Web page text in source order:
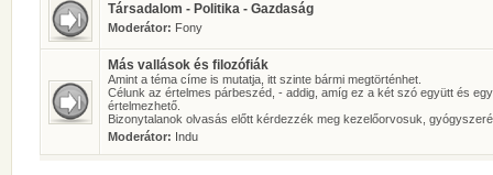
Társadalom - Politika - Gazdaság
Moderátor: Fony
Más vallások és filozófiák
Amint a téma címe is mutatja, itt szinte bármi megtörténhet.
Célunk az értelmes párbeszéd, - addig, amíg ez a két szó együtt és
értelmezhető.
Bizonytalanok olvasás előtt kérdezzék meg kezelőorvosuk,
Moderátor: Indu